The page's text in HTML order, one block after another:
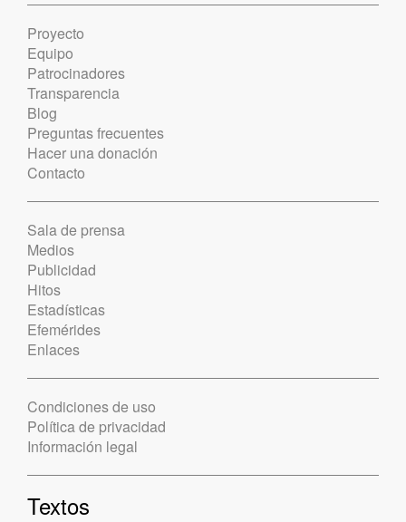
Proyecto
Equipo
Patrocinadores
Transparencia
Blog
Preguntas frecuentes
Hacer una donación
Contacto
Sala de prensa
Medios
Publicidad
Hitos
Estadísticas
Efemérides
Enlaces
Condiciones de uso
Política de privacidad
Información legal
Textos